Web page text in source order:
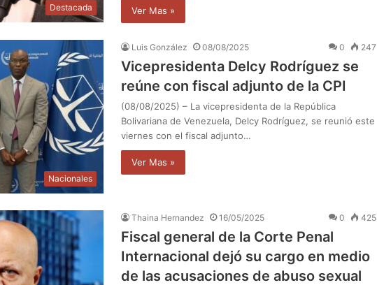
Destacada Ver Mas »
Nacionales
Luis González 08/08/2025 0 247
Vicepresidenta Delcy Rodríguez se
reúne con fiscal adjunto de la CPI
(08/08/2025) – La vicepresidenta de la República
Bolivariana de Venezuela, Delcy Rodríguez, se reunió este
viernes con el fiscal adjunto…
Ver Mas »
Thaina Hernandez 16/05/2025 0 425
Fiscal general de la Corte Penal
Internacional dejó su cargo en medio
de las acusaciones de abuso sexual